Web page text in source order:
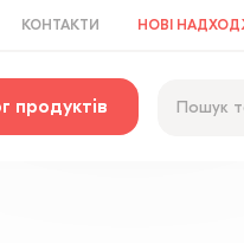
КОНТАКТИ НОВІ
продуктів